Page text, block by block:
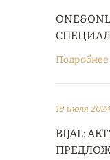
Подробнее
19 июля 2024
BIJAL: